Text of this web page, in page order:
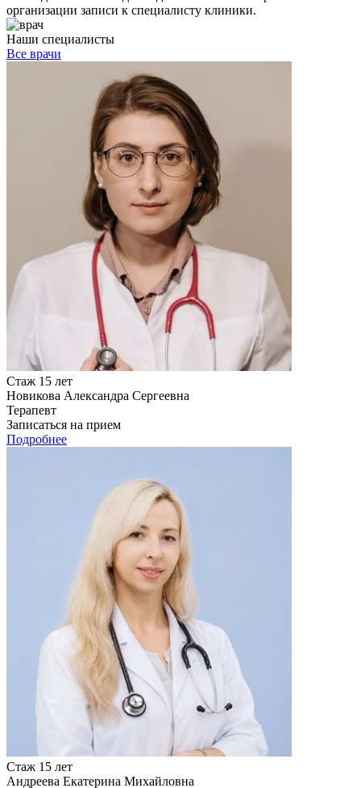
организации записи к специалисту клиники.
Наши специалисты
Все врачи
Стаж 15 лет
Новикова Александра Сергеевна
Терапевт
Записаться на прием
Подробнее
Стаж 15 лет
Андреева Екатерина Михайловна